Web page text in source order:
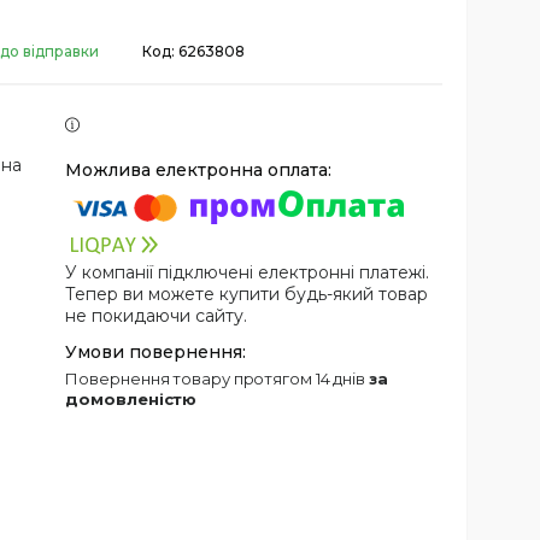
відправки Код: 6263808
У компанії підключені електронні платежі.
Тепер ви можете купити будь-який товар
не покидаючи сайту.
повернення товару протягом 14 днів за
домовленістю